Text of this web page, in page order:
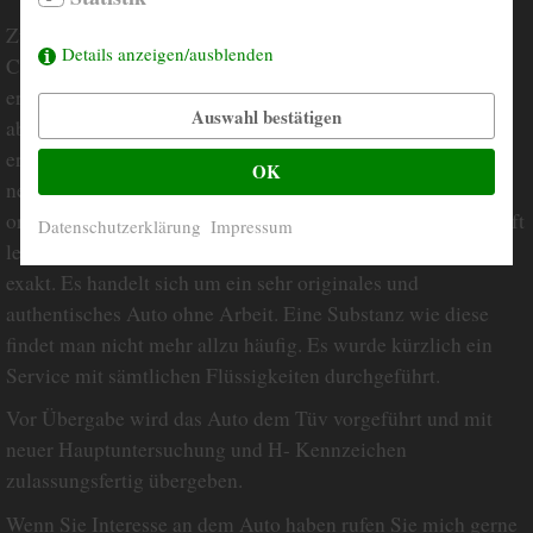
Zum Verkauf steht ein erstklassiges Mercedes Benz 220 SE
Coupe aus dem Jahr 1965. Das Fahrzeug hat eine perfekt
erhaltene, original Karosserie. Rost ist bei diesem Auto
absolut kein Thema. Der Chrom ist ebenfalls sehr gut
erhalten. Das Interieur in Leder schwarz ist nahezu
neuwertig, ebenso das gesamte Holz im Auto. Es ist ein
original Becker Nadelstreifen Radio verbaut. Der Motor läuft
leise und weich ohne Bläuen und die Automatik schaltet
exakt. Es handelt sich um ein sehr originales und
authentisches Auto ohne Arbeit. Eine Substanz wie diese
findet man nicht mehr allzu häufig. Es wurde kürzlich ein
Service mit sämtlichen Flüssigkeiten durchgeführt.
Vor Übergabe wird das Auto dem Tüv vorgeführt und mit
neuer Hauptuntersuchung und H- Kennzeichen
zulassungsfertig übergeben.
Wenn Sie Interesse an dem Auto haben rufen Sie mich gerne
Details anzeigen/ausblenden
Auswahl bestätigen
OK
Datenschutzerklärung Impressum